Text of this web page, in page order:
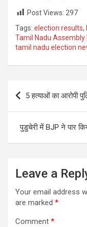
Post Views: 297
Tags: election results,
Tamil Nadu Assembly
tamil nadu election
Post
navigation
5 हत्याओं का आरोपी
पुडुचेरी में BJP ने पार
Leave a
Your email address
are marked *
Comment *